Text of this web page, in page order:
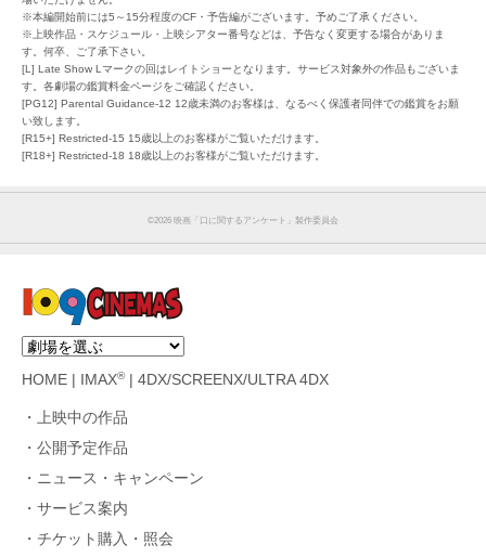
※本編開始前には5～15分程度のCF・予告編がございます。予めご了承ください。
※上映作品・スケジュール・上映シアター番号などは、予告なく変更する場合がありま
す。何卒、ご了承下さい。
[L] Late Show Lマークの回はレイトショーとなります。サービス対象外の作品もございま
す。各劇場の鑑賞料金ページをご確認ください。
[PG12] Parental Guidance-12 12歳未満のお客様は、なるべく保護者同伴での鑑賞をお願
い致します。
[R15+] Restricted-15 15歳以上のお客様がご覧いただけます。
[R18+] Restricted-18 18歳以上のお客様がご覧いただけます。
©︎2026 映画「口に関するアンケート」製作委員会
HOME IMAX®| 4DX/SCREENX/ULTRA 4DX
上映中の作品
公開予定作品
ニュース・キャンペーン
サービス案内
チケット購入・照会